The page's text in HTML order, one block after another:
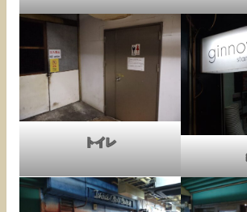
トイレ